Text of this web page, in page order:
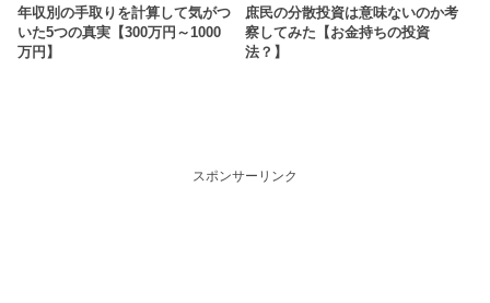
年収別の手取りを計算して気がつ
いた5つの真実【300万円～1000
万円】
庶民の分散投資は意味ないのか考
察してみた【お金持ちの投資
法？】
スポンサーリンク